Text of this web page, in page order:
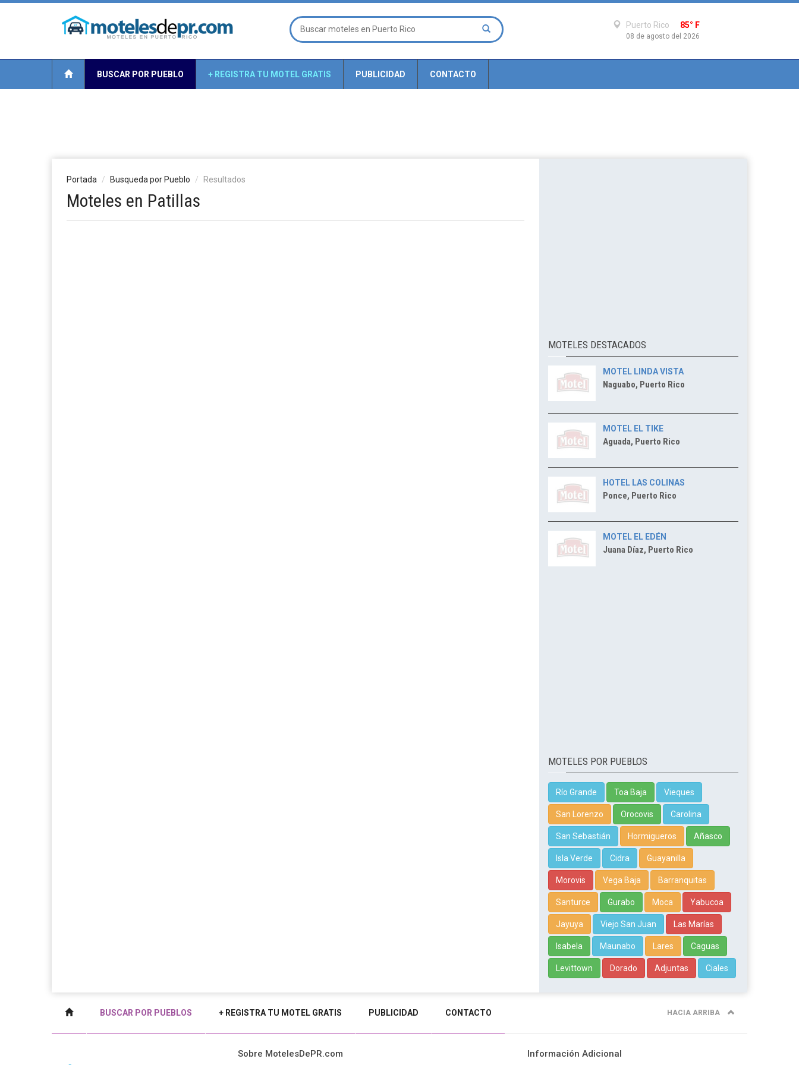
Puerto Rico 85° F
08 de agosto del 2026
BUSCAR POR PUEBLO + REGISTRA TU MOTEL GRATIS PUBLICIDAD CONTACTO
Portada Busqueda por Pueblo Resultados
Moteles en Patillas
MOTELES DESTACADOS
MOTEL LINDA VISTA
Naguabo, Puerto Rico
MOTEL EL TIKE
Aguada, Puerto Rico
HOTEL LAS COLINAS
Ponce, Puerto Rico
MOTEL EL EDÉN
Juana Díaz, Puerto Rico
MOTELES POR PUEBLOS
Río Grande Toa Baja Vieques
San Lorenzo Orocovis Carolina
San Sebastián Hormigueros Añasco
Isla Verde Cidra Guayanilla
Morovis Vega Baja Barranquitas
Santurce Gurabo Moca Yabucoa
Jayuya Viejo San Juan Las Marías
Isabela Maunabo Lares Caguas
Levittown Dorado Adjuntas Ciales
BUSCAR POR PUEBLOS + REGISTRA TU MOTEL GRATIS PUBLICIDAD CONTACTO HACIA ARRIBA
Sobre MotelesDePR.com Información Adicional